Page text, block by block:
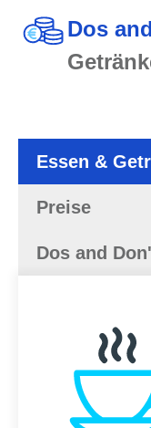
Dos
Essen &
Preise
Dos and